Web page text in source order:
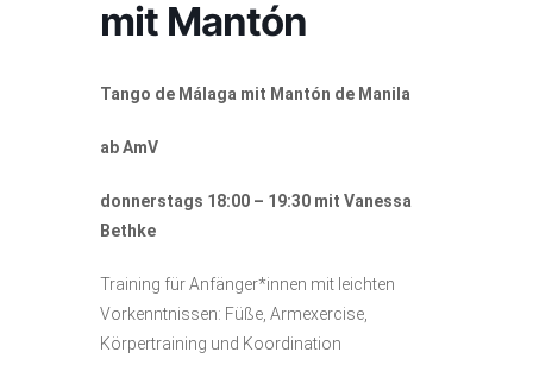
mit Mantón
Tango de Málaga mit Mantón de Manila
ab AmV
donnerstags 18:00 – 19:30 mit Vanessa
Bethke
Training für Anfänger*innen mit leichten
Vorkenntnissen: Füße, Armexercise,
Körpertraining und Koordination